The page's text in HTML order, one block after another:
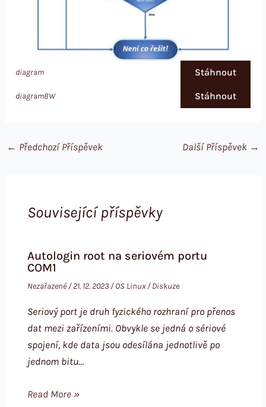
diagram Stáhnout
diagramBW Stáhnout
← Předchozí Příspěvek Další Příspěvek →
Související příspěvky
Autologin root na seriovém portu
COM1
Nezařazené/21. 12. 2023 /OS Linux/Diskuze
Seriový port je druh fyzického rozhraní pro přenos
dat mezi zařízeními. Obvykle se jedná o sériové
spojení, kde data jsou odesílána jednotlivě po
jednom bitu…
Read More »